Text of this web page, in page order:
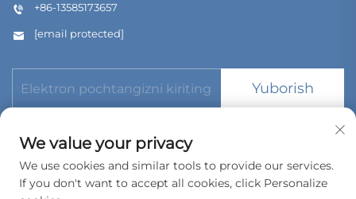
+86-13585173657
[email protected]
Yuborish
Copyright © 2026 Bomeda International Trading (Suzhou) Co.,
We value your privacy
We use cookies and similar tools to provide our services.
If you don't want to accept all cookies, click Personalize